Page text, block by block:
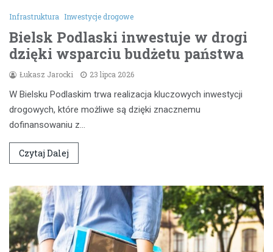
Infrastruktura Inwestycje drogowe
Bielsk Podlaski inwestuje w drogi
dzięki wsparciu budżetu państwa
Łukasz Jarocki 23 lipca 2026
W Bielsku Podlaskim trwa realizacja kluczowych inwestycji
drogowych, które możliwe są dzięki znacznemu
dofinansowaniu z…
Czytaj Dalej